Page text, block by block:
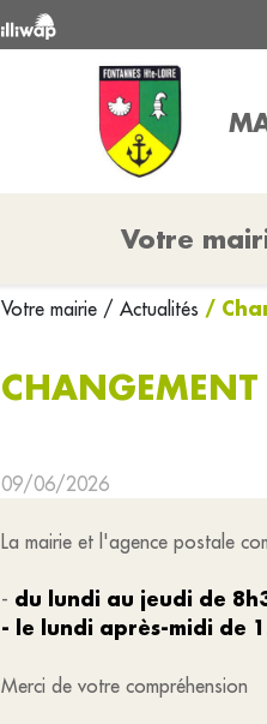
Votre
Votre mairie / Actualités /
09/06/2026
La mairie et l'agence postale
- du lundi au jeudi de
- le lundi après-midi de
Merci de votre compréhension